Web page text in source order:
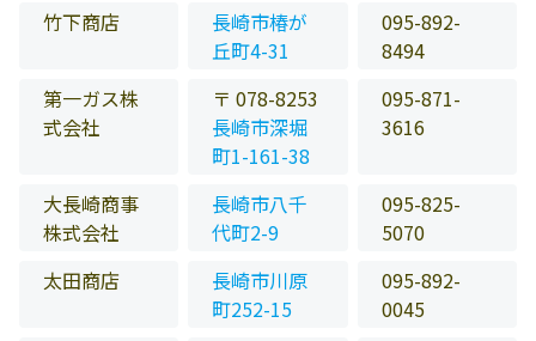
竹下商店
長崎市椿が
丘町4-31
095-892-
8494
第一ガス株
式会社
〒 078-8253
長崎市深堀
町1-161-38
095-871-
3616
大長崎商事
株式会社
長崎市八千
代町2-9
095-825-
5070
太田商店
長崎市川原
町252-15
095-892-
0045